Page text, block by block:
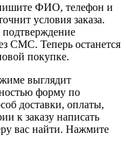
ФИО, телефон и
условия заказа.
подтверждение
СМС. Теперь останется
покупке.
выглядит
форму по
доставки, оплаты,
к заказу написать
вас найти. Нажмите